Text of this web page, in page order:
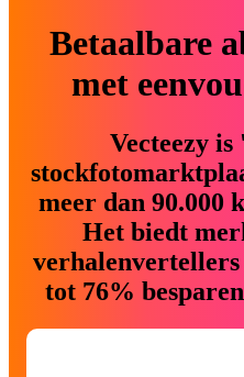
Betaalbare
met
Vecteezy is
meer dan 90.000
Het biedt
verhalenvertellers
tot 76%